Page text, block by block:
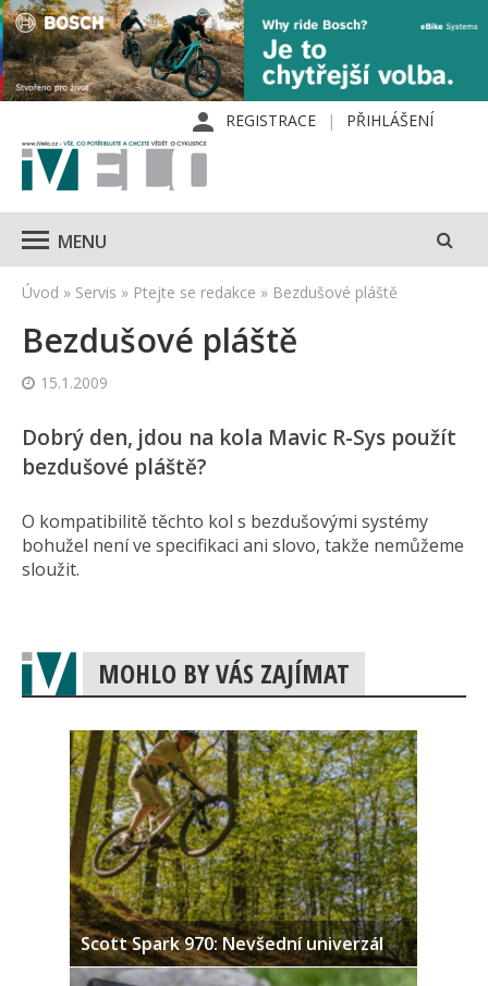
REGISTRACE PŘIHLÁŠENÍ
MENU
Úvod » Servis » Ptejte se redakce » Bezdušové pláště
Bezdušové pláště
15.1.2009
Dobrý den, jdou na kola Mavic R-Sys použít
bezdušové pláště?
O kompatibilitě těchto kol s bezdušovými systémy
bohužel není ve specifikaci ani slovo, takže nemůžeme
sloužit.
MOHLO BY VÁS ZAJÍMAT
Scott Spark 970: Nevšední univerzál